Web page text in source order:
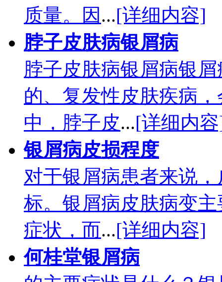
质量。因 ...[详细内容]
脖子皮肤病银屑病
脖子皮肤病银屑病银
的、复发性皮肤疾病
中，脖子皮...[详细内
银屑病皮损程度
对于银屑病患者来说
标。银屑病皮肤病变
症状，而...[详细内容]
何桂堂银屑病